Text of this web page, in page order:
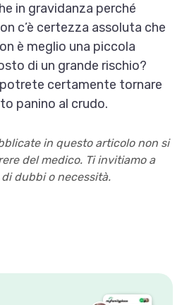
in gravidanza perché
c’è certezza assoluta che
è meglio una piccola
di un grande rischio?
certamente tornare
panino al crudo.
in questo articolo non si
del medico. Ti invitiamo a
dubbi o necessità.